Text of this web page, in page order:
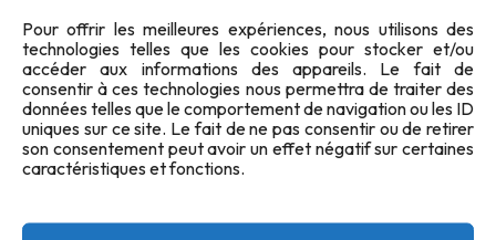
Pour offrir les meilleures expériences, nous utilisons des
technologies telles que les cookies pour stocker et/ou
accéder aux informations des appareils. Le fait de
consentir à ces technologies nous permettra de traiter des
données telles que le comportement de navigation ou les ID
uniques sur ce site. Le fait de ne pas consentir ou de retirer
son consentement peut avoir un effet négatif sur certaines
caractéristiques et fonctions.